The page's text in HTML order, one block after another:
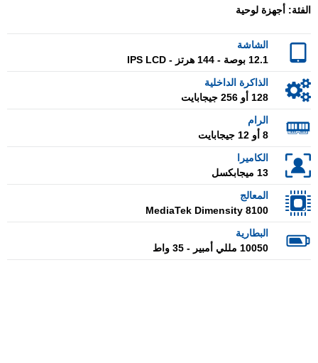
الفئة: أجهزة لوحية
الشاشة
12.1 بوصة - 144 هرتز - IPS LCD
الذاكرة الداخلية
128 أو 256 جيجابايت
الرام
8 أو 12 جيجابايت
الكاميرا
13 ميجابكسل
المعالج
MediaTek Dimensity 8100
البطارية
10050 مللي أمبير - 35 واط